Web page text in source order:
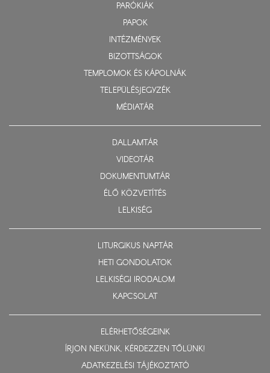
PARÓKIÁK
PAPOK
INTÉZMÉNYEK
BIZOTTSÁGOK
TEMPLOMOK ÉS KÁPOLNÁK
TELEPÜLÉSJEGYZÉK
MÉDIATÁR
DALLAMTÁR
VIDEOTÁR
DOKUMENTUMTÁR
ÉLŐ KÖZVETÍTÉS
LELKISÉG
LITURGIKUS NAPTÁR
HETI GONDOLATOK
LELKISÉGI IRODALOM
KAPCSOLAT
ELÉRHETŐSÉGEINK
ÍRJON NEKÜNK, KÉRDEZZEN TŐLÜNK!
ADATKEZELÉSI TÁJÉKOZTATÓ